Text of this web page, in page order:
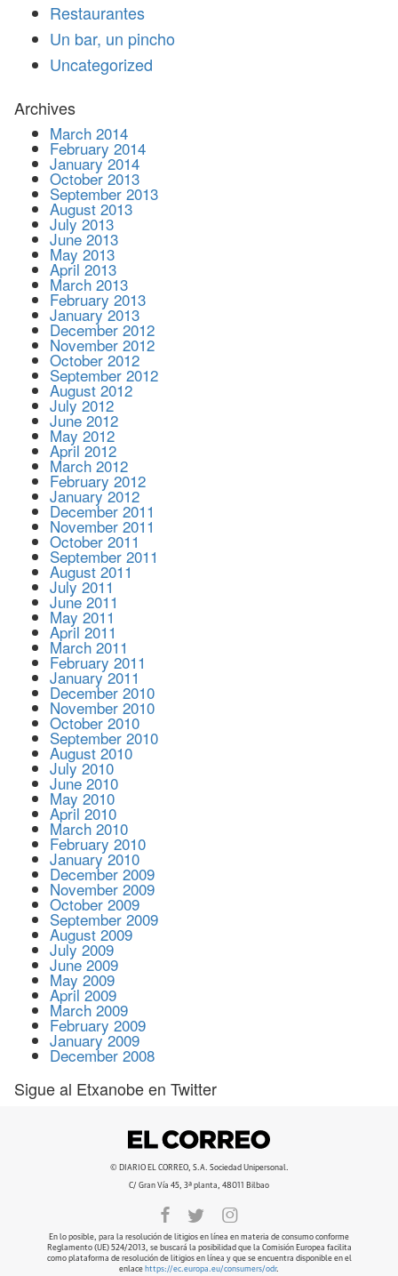
Restaurantes
Un bar, un pincho
Uncategorized
Archives
March 2014
February 2014
January 2014
October 2013
September 2013
August 2013
July 2013
June 2013
May 2013
April 2013
March 2013
February 2013
January 2013
December 2012
November 2012
October 2012
September 2012
August 2012
July 2012
June 2012
May 2012
April 2012
March 2012
February 2012
January 2012
December 2011
November 2011
October 2011
September 2011
August 2011
July 2011
June 2011
May 2011
April 2011
March 2011
February 2011
January 2011
December 2010
November 2010
October 2010
September 2010
August 2010
July 2010
June 2010
May 2010
April 2010
March 2010
February 2010
January 2010
December 2009
November 2009
October 2009
September 2009
August 2009
July 2009
June 2009
May 2009
April 2009
March 2009
February 2009
January 2009
December 2008
Sigue al Etxanobe en Twitter
© DIARIO EL CORREO, S.A. Sociedad Unipersonal.
C/ Gran Vía 45, 3ª planta, 48011 Bilbao
En lo posible, para la resolución de litigios en línea en materia de consumo conforme
Reglamento (UE) 524/2013, se buscará la posibilidad que la Comisión Europea facilita
como plataforma de resolución de litigios en línea y que se encuentra disponible en el
enlace https://ec.europa.eu/consumers/odr.